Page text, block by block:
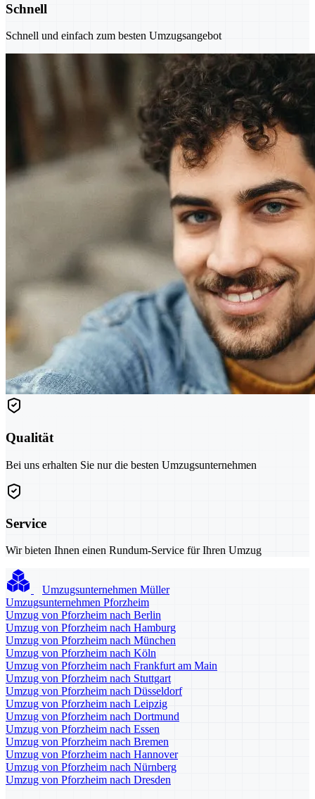
Schnell
Schnell und einfach zum besten Umzugsangebot
Qualität
Bei uns erhalten Sie nur die besten Umzugsunternehmen
Service
Wir bieten Ihnen einen Rundum-Service für Ihren Umzug
Umzugsunternehmen Müller
Umzugsunternehmen Pforzheim
Umzug von Pforzheim nach Berlin
Umzug von Pforzheim nach Hamburg
Umzug von Pforzheim nach München
Umzug von Pforzheim nach Köln
Umzug von Pforzheim nach Frankfurt am Main
Umzug von Pforzheim nach Stuttgart
Umzug von Pforzheim nach Düsseldorf
Umzug von Pforzheim nach Leipzig
Umzug von Pforzheim nach Dortmund
Umzug von Pforzheim nach Essen
Umzug von Pforzheim nach Bremen
Umzug von Pforzheim nach Hannover
Umzug von Pforzheim nach Nürnberg
Umzug von Pforzheim nach Dresden